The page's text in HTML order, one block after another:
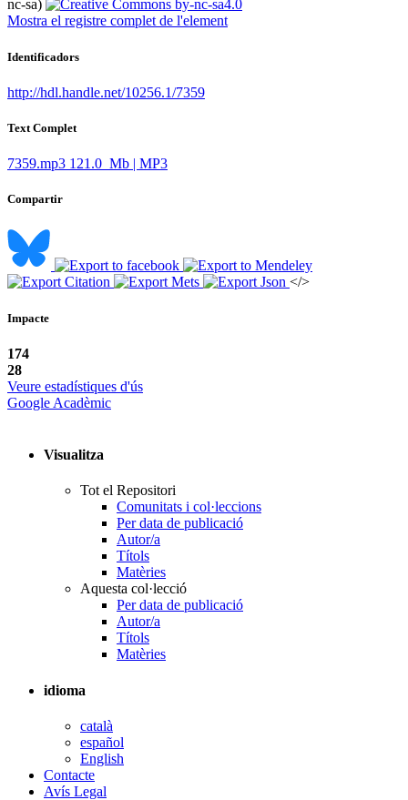
nc-sa)
Mostra el registre complet de l'element
Identificadors
http://hdl.handle.net/10256.1/7359
Text Complet
7359.mp3 121.0 Mb | MP3
Compartir
</>
Impacte
174
28
Veure estadístiques d'ús
Google Acadèmic
Visualitza
Tot el Repositori
Comunitats i col·leccions
Per data de publicació
Autor/a
Títols
Matèries
Aquesta col·lecció
Per data de publicació
Autor/a
Títols
Matèries
idioma
català
español
English
Contacte
Avís Legal